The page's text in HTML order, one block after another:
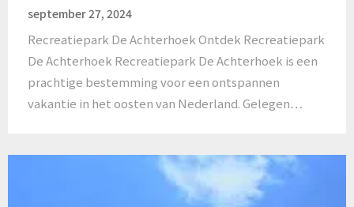
september 27, 2024
Recreatiepark De Achterhoek Ontdek Recreatiepark
De Achterhoek Recreatiepark De Achterhoek is een
prachtige bestemming voor een ontspannen
vakantie in het oosten van Nederland. Gelegen…